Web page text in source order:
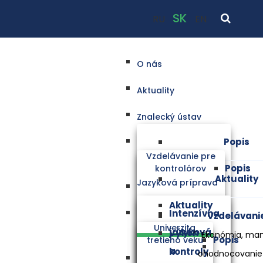
RU SK EN
O nás
Aktuality
Znalecký ústav
Popis
Aktuality
Ekonómia,
Vzdelávanie pre
kontrolórov
Popis
Aktuality
Výkon
kontroly
Jazyková príprava
Intenzívna
jazyková
a
Univerzita
tretieho veku
Popis